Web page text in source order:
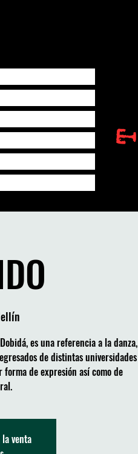
es una referencia a la danza,
de distintas universidades
de expresión así como de
venta